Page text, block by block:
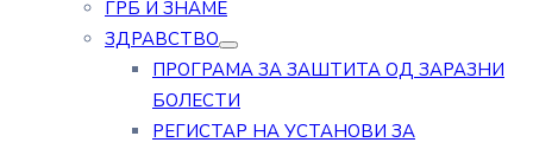
ГРБ И ЗНАМЕ
ЗДРАВСТВО
ПРОГРАМА ЗА ЗАШТИТА ОД ЗАРАЗНИ
БОЛЕСТИ
РЕГИСТАР НА УСТАНОВИ ЗА